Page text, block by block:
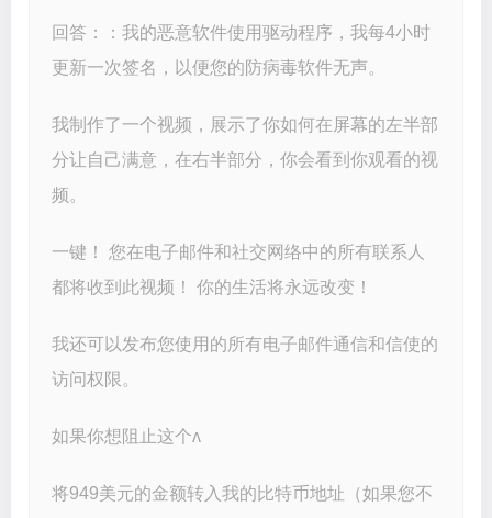
回答：：我的恶意软件使用驱动程序，我每4小时
更新一次签名，以便您的防病毒软件无声。
我制作了一个视频，展示了你如何在屏幕的左半部
分让自己满意，在右半部分，你会看到你观看的视
频。
一键！ 您在电子邮件和社交网络中的所有联系人
都将收到此视频！ 你的生活将永远改变！
我还可以发布您使用的所有电子邮件通信和信使的
访问权限。
如果你想阻止这个ʌ
将949美元的金额转入我的比特币地址（如果您不